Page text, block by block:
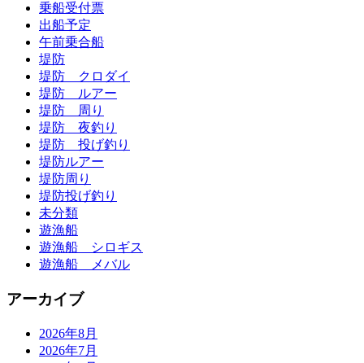
乗船受付票
出船予定
午前乗合船
堤防
堤防 クロダイ
堤防 ルアー
堤防 周り
堤防 夜釣り
堤防 投げ釣り
堤防ルアー
堤防周り
堤防投げ釣り
未分類
遊漁船
遊漁船 シロギス
遊漁船 メバル
アーカイブ
2026年8月
2026年7月